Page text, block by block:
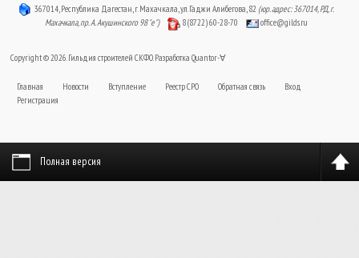
367014, Республика Дагестан, г. Махачкала, ул. Гаджи Алибегова, 82 (юр. адрес: 367014, РД, г.
Махачкала, пр. А. Акушинского 98 "е")
8 (8722) 60-28-70 office@gilds.ru
Copyright © 2026. Гильдия строителей СКФО. Разработка Quantor-∀
Главная Новости Вступление Реестр СРО Обратная связь
Вход
Регистрация
Полная версия